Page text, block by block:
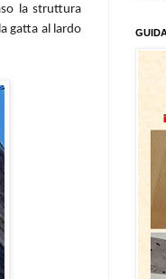
la struttura
gatta al lardo